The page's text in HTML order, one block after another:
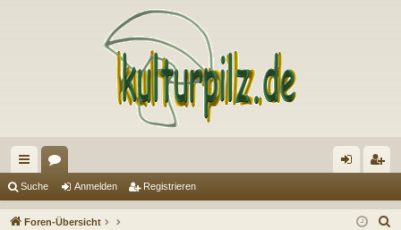
ch
ne en m ist
Suche Anmelden Registrieren
Foren-Übersicht